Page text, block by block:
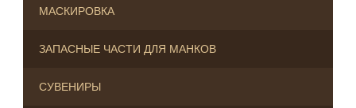
МАСКИРОВКА
ЗАПАСНЫЕ ЧАСТИ ДЛЯ МАНКОВ
СУВЕНИРЫ